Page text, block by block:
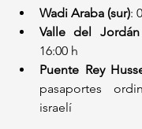
Wadi Araba (sur):
Valle del
16:00 h
Puente Rey
pasaportes
israelí